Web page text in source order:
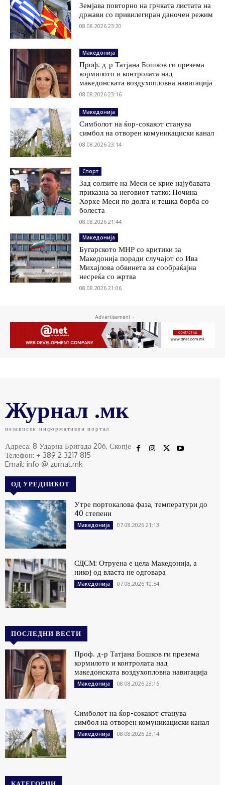
Земјава повторно на грчката листата на
држави со привилегиран даночен режим
08.08.2026 23:20
Македонија
Проф. д-р Татјана Бошков ги презема
кормилото и контролата над
македонската воздухопловна навигација
08.08.2026 23:16
Македонија
Симболот на ќор-сокакот станува
симбол на отворен комуникациски канал
08.08.2026 23:14
Спорт
Зад солзите на Меси се крие најубавата
приказна за неговиот татко: Почина
Хорхе Меси по долга и тешка борба со
болеста
08.08.2026 21:44
Македонија
Бугарското МНР со критики за
Македонија поради случајот со Ива
Михајлова обвинета за сообраќајна
несреќа со жртва
08.08.2026 21:06
- Advertisement -
Журнал .мк
независен информативен портал
Адреса: 8 Ударна Бригада 20б, Скопје
Телефон: + 389 2 3217 815
Email: info @ zurnal.mk
ОД УРЕДНИКОТ
Утре портокалова фаза, температури до
40 степени
Македонија 07.08.2026 21:13
СДСМ: Отруена е цела Македонија, а
никој од власта не одговара
Македонија 07.08.2026 10:54
ПОСЛЕДНИ ВЕСТИ
Проф. д-р Татјана Бошков ги презема
кормилото и контролата над
македонската воздухопловна навигација
Македонија 08.08.2026 23:16
Симболот на ќор-сокакот станува
симбол на отворен комуникациски канал
Македонија 08.08.2026 23:14